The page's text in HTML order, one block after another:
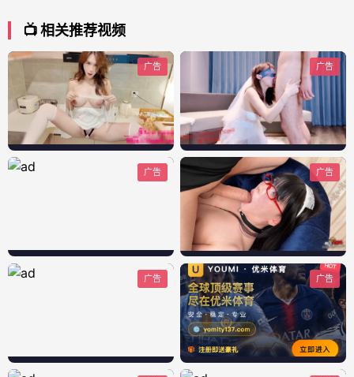
📺 相关推荐视频
广告 广告
广告 广告
广告 广告